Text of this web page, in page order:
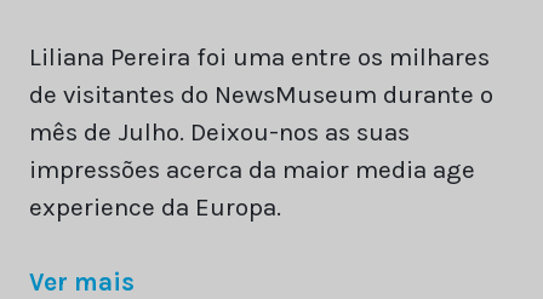
Liliana Pereira foi uma entre os milhares
de visitantes do NewsMuseum durante o
mês de Julho. Deixou-nos as suas
impressões acerca da maior media age
experience da Europa.
Ver mais